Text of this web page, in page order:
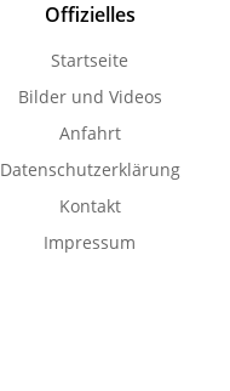
Offizielles
Startseite
Bilder und Videos
Anfahrt
Datenschutzerklärung
Kontakt
Impressum